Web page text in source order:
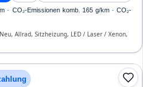
· CO₂-Emissionen komb. 165 g/km · CO₂-
Allrad, Sitzheizung, LED / Laser / Xenon,